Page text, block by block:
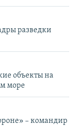
разведки
объекты на
море
– командир